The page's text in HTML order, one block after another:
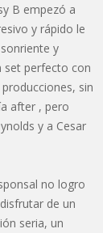
B empezó a
y rápido le
y
set perfecto con
sin
after , pero
y a Cesar
no logro
de un
seria, un